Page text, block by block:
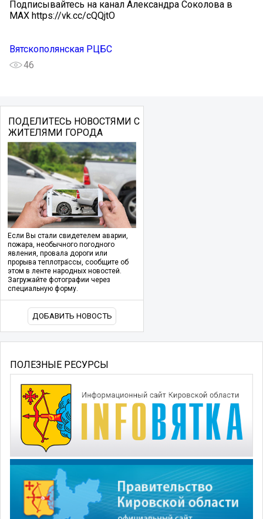
Подписывайтесь на канал Александра Соколова в
MAX https://vk.cc/cQQjtO
Вятскополянская РЦБС
46
ПОДЕЛИТЕСЬ НОВОСТЯМИ С
ЖИТЕЛЯМИ ГОРОДА
Если Вы стали свидетелем аварии,
пожара, необычного погодного
явления, провала дороги или
прорыва теплотрассы, сообщите об
этом в ленте народных новостей.
Загружайте фотографии через
специальную форму.
ДОБАВИТЬ НОВОСТЬ
ПОЛЕЗНЫЕ РЕСУРСЫ